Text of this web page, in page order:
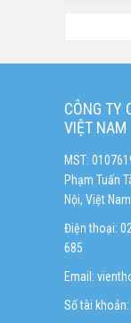
CÔNG TY
VIỆT NAM
MST:
Phạm Tuấn
Nội, Việt Nam
Điện thoại:
685
Email:
Số tài